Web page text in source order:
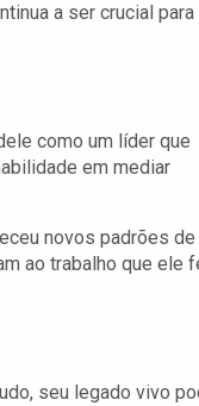
a ser crucial para
como um líder que
em mediar
novos padrões de
ao trabalho que ele
seu legado vivo